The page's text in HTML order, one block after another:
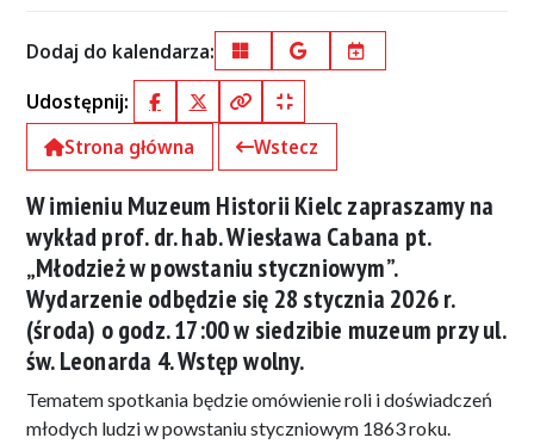
Dodaj do kalendarza: OutlookGoogle Calendar
iCal
Udostępnij:
FacebookX (Twitter)
Kopiuj pełny link
Kopiuj krótki link
Strona główna
Wstecz
W imieniu Muzeum Historii Kielc zapraszamy na
wykład prof. dr. hab. Wiesława Cabana pt.
„Młodzież w powstaniu styczniowym”.
Wydarzenie odbędzie się 28 stycznia 2026 r.
(środa) o godz. 17:00 w siedzibie muzeum przy ul.
św. Leonarda 4. Wstęp wolny.
Tematem spotkania będzie omówienie roli i doświadczeń
młodych ludzi w powstaniu styczniowym 1863 roku.